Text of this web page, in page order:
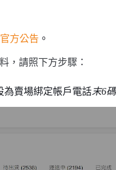
官方公告 。
，請照下方步驟：
為賣場綁定帳戶電話末6碼